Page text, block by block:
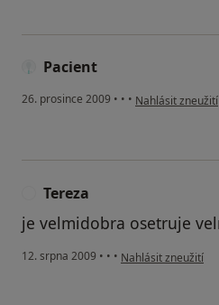
Pacient
26. prosince 2009 • • • podle názoru
Nahlásit zneužití
Tereza
je velmidobra osetruje
12. srpna 2009 • • • podle názoru
Nahlásit zneužití